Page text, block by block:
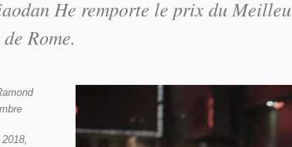
He remporte le prix du
Rome.